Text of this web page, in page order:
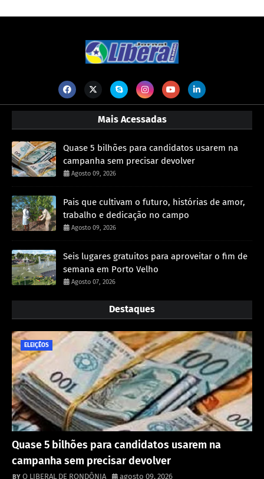
Mais Acessadas
Quase 5 bilhões para candidatos usarem na
campanha sem precisar devolver
Agosto 09, 2026
Pais que cultivam o futuro, histórias de amor,
trabalho e dedicação no campo
Agosto 09, 2026
Seis lugares gratuitos para aproveitar o fim de
semana em Porto Velho
Agosto 07, 2026
Destaques
ELEIÇÊOS
Quase 5 bilhões para candidatos usarem na
campanha sem precisar devolver
O LIBERAL DE RONDÔNIA agosto 09, 2026